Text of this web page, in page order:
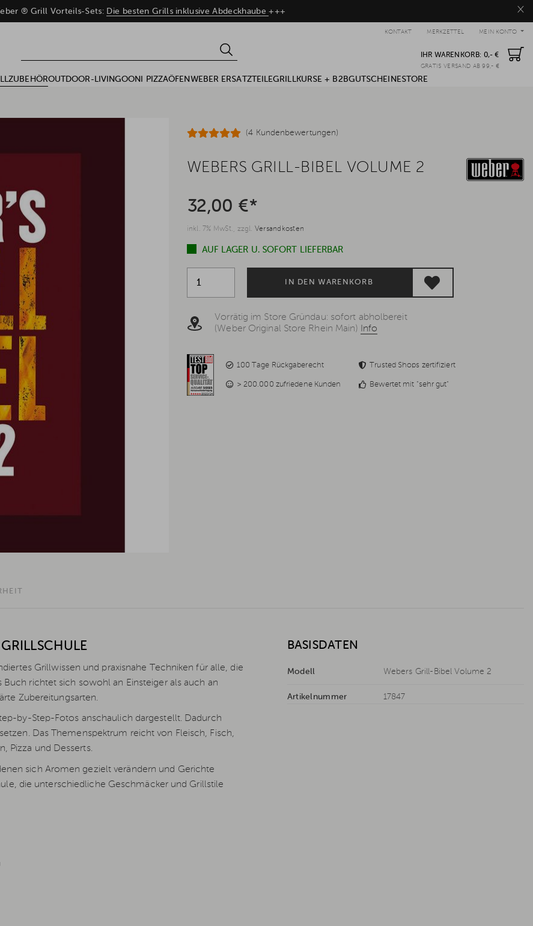
×
® Grill Vorteils-Sets: Die besten Grills inklusive Abdeckhaube+++
MEIN KONTO
MERKZETTEL
KONTAKT
IHR WARENKORB: 0,- €
GRATIS VERSAND AB 99,- €
OUTDOOR-LIVINGOONI PIZZAÖFEN WEBER ERSATZTEILEGRILLKURSE + B2BGUTSCHEINESTORE
(4 Kundenbewertungen)
WEBERS GRILL-BIBEL VOLUME 2
32,00 €*
inkl. 7% MwSt., zzgl. Versandkosten
AUF LAGER U. SOFORT LIEFERBAR
IN DEN WARENKORB
Vorrätig im Store Gründau: sofort abholbereit
(Weber Original Store Rhein Main)
Info
100 Tage Rückgaberecht Trusted Shops zertifiziert
> 200.000 zufriedene Kunden Bewertet mit "sehr gut"
Grillwissen und praxisnahe Techniken für alle, die
richtet sich sowohl an Einsteiger als auch an
Zubereitungsarten.
by-Step-Fotos anschaulich dargestellt. Dadurch
Das Themenspektrum reicht von Fleisch, Fisch,
Pizza und Desserts.
sich Aromen gezielt verändern und Gerichte
die unterschiedliche Geschmäcker und Grillstile
BASISDATEN
Modell Webers Grill-Bibel Volume 2
Artikelnummer 17847